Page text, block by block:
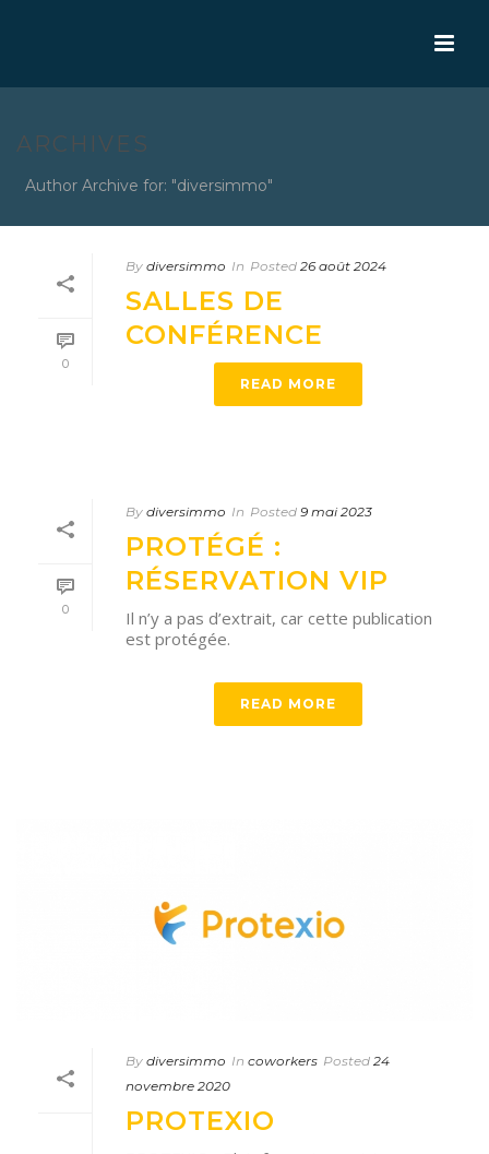
ARCHIVES
Author Archive for: "diversimmo"
0
By diversimmo In Posted 26 août 2024
SALLES DE
CONFÉRENCE
READ MORE
0
By diversimmo In Posted 9 mai 2023
PROTÉGÉ :
RÉSERVATION VIP
Il n’y a pas d’extrait, car cette publication
est protégée.
READ MORE
By diversimmo In coworkers Posted 24
novembre 2020
PROTEXIO